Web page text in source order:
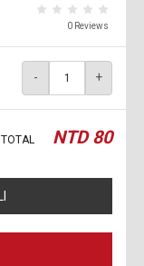
0 Reviews
- +
TOTAL NTD80